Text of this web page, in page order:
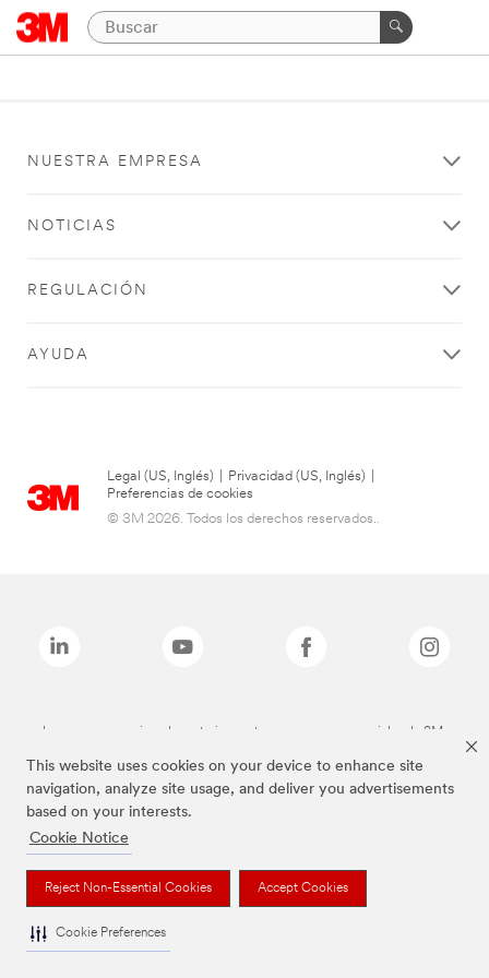
This website uses cookies on your device to enhance site
navigation, analyze site usage, and deliver you advertisements
based on your interests.
Cookie Notice
Reject Non-Essential Cookies Accept Cookies
Cookie Preferences
NUESTRA EMPRESA
NOTICIAS
REGULACIÓN
AYUDA
Legal (US, Inglés) Privacidad (US, Inglés)
Preferencias de cookies
© 3M 2026. Todos los derechos reservados..
Las marcas mencionadas anteriormente son marcas comerciales de 3M.